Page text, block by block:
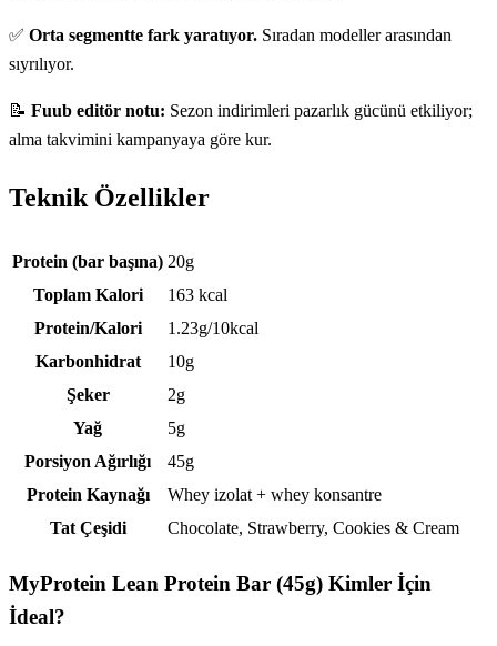
✅ Orta segmentte fark yaratıyor. Sıradan modeller arasından
sıyrılıyor.
📝 Fuub editör notu: Sezon indirimleri pazarlık gücünü etkiliyor;
alma takvimini kampanyaya göre kur.
Teknik Özellikler
Teknik özellikler
Protein (bar başına) 20g
Toplam Kalori
163 kcal
Protein/Kalori
1.23g/10kcal
Karbonhidrat
10g
Şeker
2g
Yağ
5g
Porsiyon Ağırlığı
45g
Protein Kaynağı
Whey izolat + whey konsantre
Tat Çeşidi
Chocolate, Strawberry, Cookies & Cream
MyProtein Lean Protein Bar (45g) Kimler İçin
İdeal?